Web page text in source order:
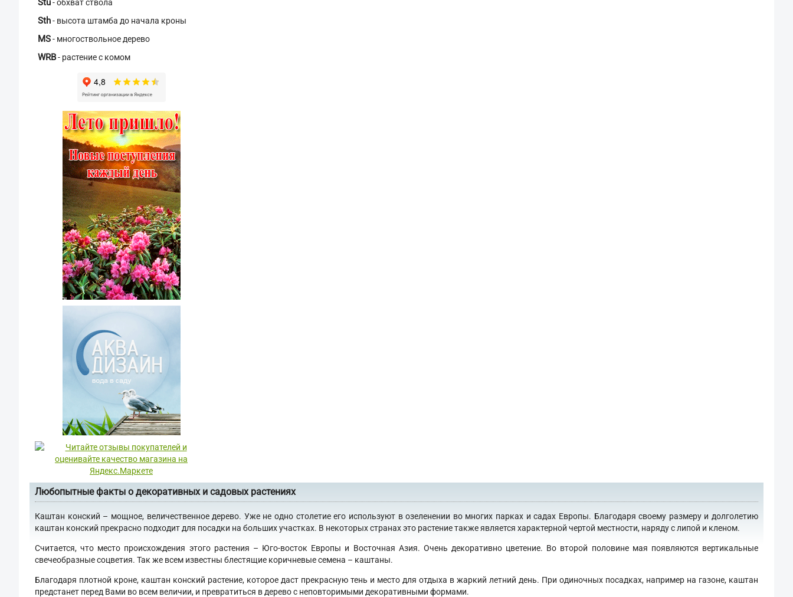
Stu- обхват ствола
Sth- высота штамба до начала кроны
MS- многоствольное дерево
WRB- растение с комом
Любопытные факты о декоративных и садовых растениях
Каштан конский – мощное, величественное дерево. Уже не одно столетие его используют в озеленении во многих парках и садах Европы. Благодаря своему размеру и долголетию
каштан конский прекрасно подходит для посадки на больших участках. В некоторых странах это растение также является характерной чертой местности, наряду с липой и кленом.
Считается, что место происхождения этого растения – Юго-восток Европы и Восточная Азия. Очень декоративно цветение. Во второй половине мая появляются вертикальные
свечеобразные соцветия. Так же всем известны блестящие коричневые семена – каштаны.
Благодаря плотной кроне, каштан конский растение, которое даст прекрасную тень и место для отдыха в жаркий летний день. При одиночных посадках, например на газоне, каштан
предстанет перед Вами во всем величии, и превратиться в дерево с неповторимыми декоративными формами.